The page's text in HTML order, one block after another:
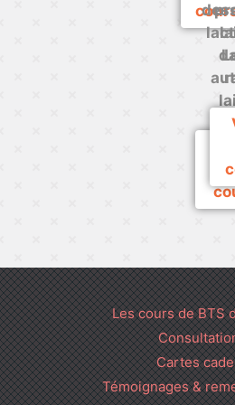
Les cours de BTS
Cartes
Témoignages &